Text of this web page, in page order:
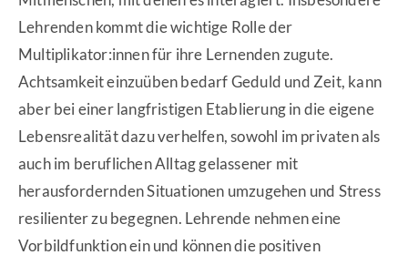
Lehrenden kommt die wichtige Rolle der
Multiplikator:innen für ihre Lernenden zugute.
Achtsamkeit einzuüben bedarf Geduld und Zeit, kann
aber bei einer langfristigen Etablierung in die eigene
Lebensrealität dazu verhelfen, sowohl im privaten als
auch im beruflichen Alltag gelassener mit
herausfordernden Situationen umzugehen und Stress
resilienter zu begegnen. Lehrende nehmen eine
Vorbildfunktion ein und können die positiven